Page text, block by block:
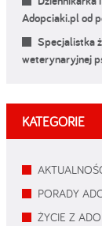
Adopciaki.pl od
Specjalistka
weterynaryjnej
KATEGORIE
PORADY
ŻYCIE Z